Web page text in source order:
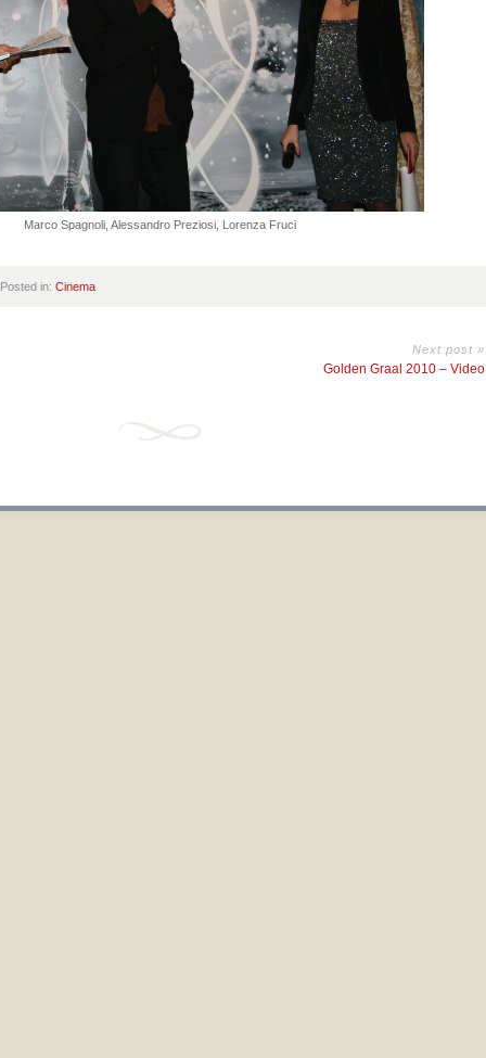
Marco Spagnoli, Alessandro Preziosi, Lorenza Fruci
Posted in: Cinema
Next post »
Golden Graal 2010 – Video